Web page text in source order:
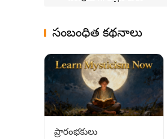
సంబంధిత కథనాలు
ప్రారంభకులు